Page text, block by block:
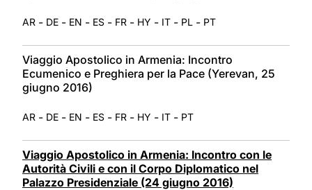
AR - DE - EN - ES - FR - HY - IT - PL - PT
Viaggio Apostolico in Armenia: Incontro
Ecumenico e Preghiera per la Pace (Yerevan, 25
giugno 2016)
AR - DE - EN - ES - FR - HY - IT - PT
Viaggio Apostolico in Armenia: Incontro con le
Autorità Civili e con il Corpo Diplomatico nel
Palazzo Presidenziale (24 giugno 2016)